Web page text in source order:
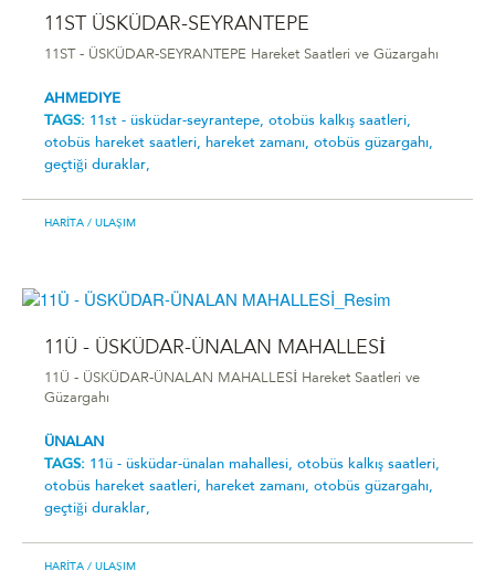
11ST ÜSKÜDAR-SEYRANTEPE
11ST - ÜSKÜDAR-SEYRANTEPE Hareket Saatleri ve Güzargahı
AHMEDIYE
TAGS: 11st - üsküdar-seyrantepe, otobüs kalkış saatleri,
otobüs hareket saatleri, hareket zamanı, otobüs güzargahı,
geçtiği duraklar,
HARITA / ULAŞIM
11Ü - ÜSKÜDAR-ÜNALAN MAHALLESİ
11Ü - ÜSKÜDAR-ÜNALAN MAHALLESİ Hareket Saatleri ve
Güzargahı
ÜNALAN
TAGS: 11ü - üsküdar-ünalan mahallesi̇, otobüs kalkış saatleri,
otobüs hareket saatleri, hareket zamanı, otobüs güzargahı,
geçtiği duraklar,
HARITA / ULAŞIM